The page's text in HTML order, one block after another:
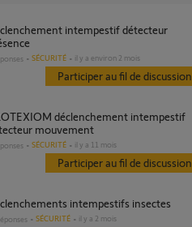
SÉCURITÉ il y a environ 2 mois
Participer au fil de discussion
mouvement
SÉCURITÉ il y a 11 mois
Participer au fil de discussion
intempestifs insectes
SÉCURITÉ il y a 2 mois